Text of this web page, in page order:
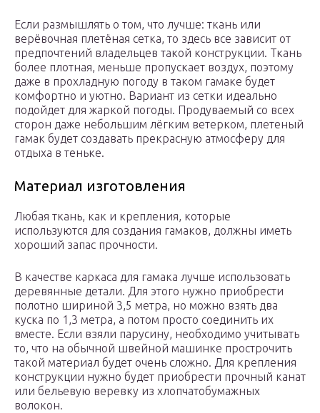
Если размышлять о том, что лучше: ткань или
верёвочная плетёная сетка, то здесь все зависит от
предпочтений владельцев такой конструкции. Ткань
более плотная, меньше пропускает воздух, поэтому
даже в прохладную погоду в таком гамаке будет
комфортно и уютно. Вариант из сетки идеально
подойдет для жаркой погоды. Продуваемый со всех
сторон даже небольшим лёгким ветерком, плетеный
гамак будет создавать прекрасную атмосферу для
отдыха в теньке.
Материал изготовления
Любая ткань, как и крепления, которые
используются для создания гамаков, должны иметь
хороший запас прочности.
В качестве каркаса для гамака лучше использовать
деревянные детали. Для этого нужно приобрести
полотно шириной 3,5 метра, но можно взять два
куска по 1,3 метра, а потом просто соединить их
вместе. Если взяли парусину, необходимо учитывать
то, что на обычной швейной машинке прострочить
такой материал будет очень сложно. Для крепления
конструкции нужно будет приобрести прочный канат
или бельевую веревку из хлопчатобумажных
волокон.